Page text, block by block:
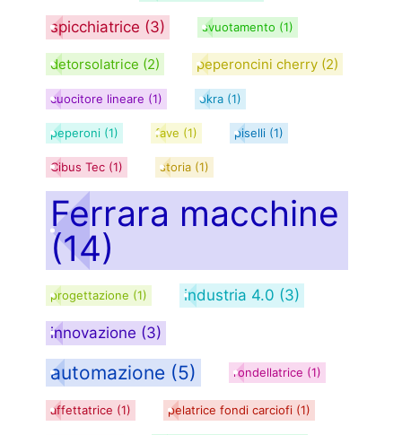
spicchiatrice (3) svuotamento (1)
detorsolatrice (2) peperoncini cherry (2)
cuocitore lineare (1) okra (1)
peperoni (1) fave (1) piselli (1)
Cibus Tec (1) storia (1)
Ferrara macchine
(14)
progettazione (1) industria 4.0 (3)
innovazione (3)
automazione (5) rondellatrice (1)
affettatrice (1) pelatrice fondi carciofi (1)